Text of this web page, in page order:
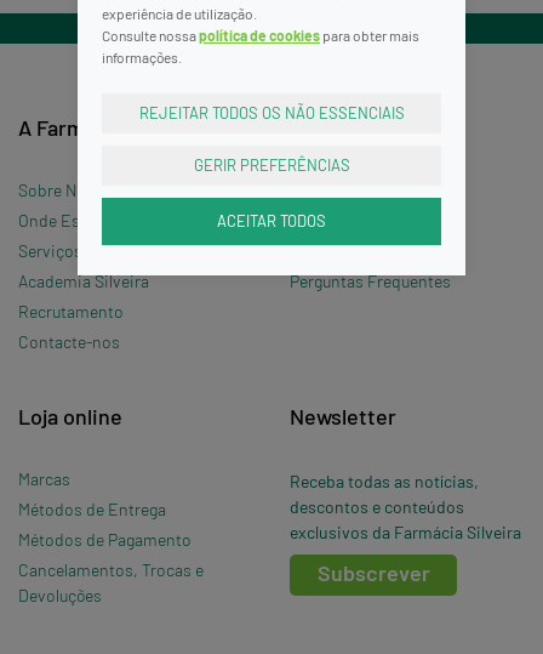
experiência de utilização.
Consulte nossapolítica de cookies para obter mais
informações.
REJEITAR TODOS OS NÃO ESSENCIAIS
GERIR PREFERÊNCIAS
ACEITAR TODOS
A Farmácia
Sobre Nós
Onde Estamos »
Serviços
Academia Silveira
Recrutamento
Contacte-nos
Informações
Política de Privacidade
Política de Cookies
Perguntas Frequentes
Loja online
Marcas
Métodos de Entrega
Métodos de Pagamento
Cancelamentos, Trocas e
Devoluções
Newsletter
Receba todas as notícias,
descontos e conteúdos
exclusivos da Farmácia Silveira
Subscrever